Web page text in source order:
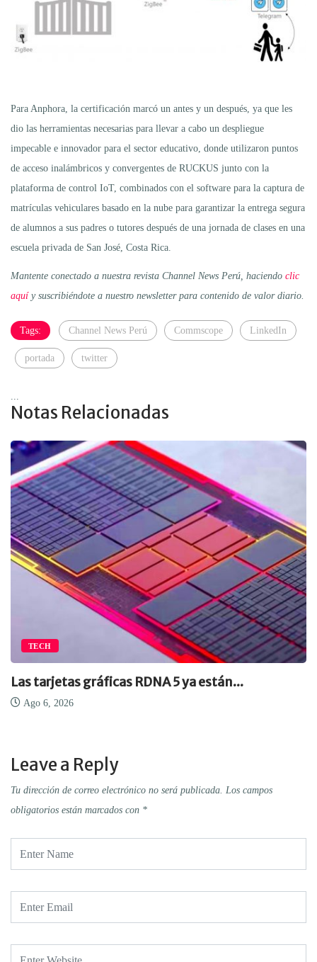
Para Anphora, la certificación marcó un antes y un después, ya que les
dio las herramientas necesarias para llevar a cabo un despliegue
impecable e innovador para el sector educativo, donde utilizaron puntos
de acceso inalámbricos y convergentes de RUCKUS junto con la
plataforma de control IoT, combinados con el software para la captura de
matrículas vehiculares basado en la nube para garantizar la entrega segura
de alumnos a sus padres o tutores después de una jornada de clases en una
escuela privada de San José, Costa Rica.
Mantente conectado a nuestra revista Channel News Perú, haciendo clic
aquíy suscribiéndote a nuestro newsletter para contenido de valor diario.
Tags: Channel News Perú Commscope LinkedIn
portada twitter
...
Notas Relacionadas
TECH
Las tarjetas gráficas RDNA 5 ya están...
Ago 6, 2026
Leave a Reply
Tu dirección de correo electrónico no será publicada. Los campos
obligatorios están marcados con *